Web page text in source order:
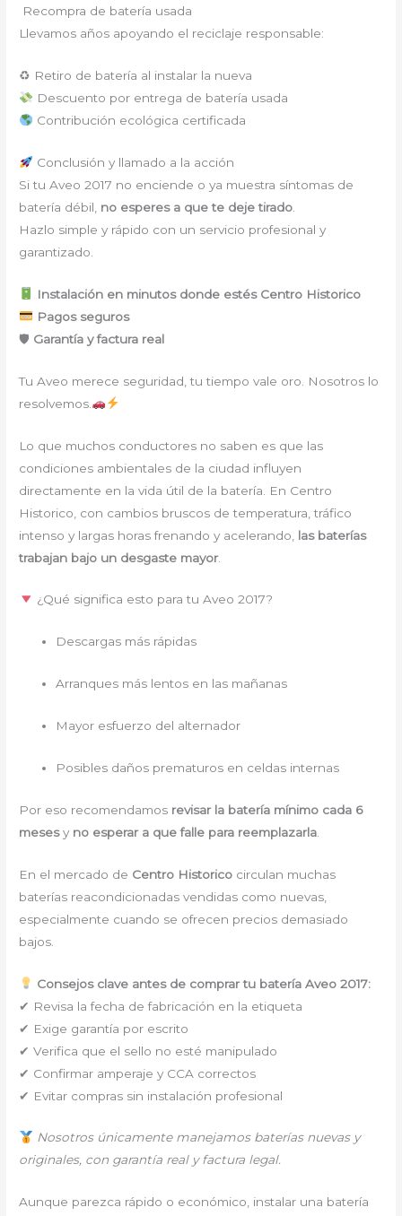
Recompra de batería usada
Llevamos años apoyando el reciclaje responsable:
♻ Retiro de batería al instalar la nueva
Descuento por entrega de batería usada
Contribución ecológica certificada
Conclusión y llamado a la acción
Si tu Aveo 2017 no enciende o ya muestra síntomas de
batería débil, no esperes a que te deje tirado
Hazlo simple y rápido con un servicio profesional y
garantizado.
Instalación en minutos donde estés Centro Historico
Pagos seguros
🛡 Garantía y factura real
Tu Aveo merece seguridad, tu tiempo vale oro. Nosotros lo
resolvemos.
Lo que muchos conductores no saben es que las
condiciones ambientales de la ciudad influyen
directamente en la vida útil de la batería. En Centro
Historico, con cambios bruscos de temperatura, tráfico
intenso y largas horas frenando y acelerando, las baterías
trabajan bajo un desgaste mayor.
¿Qué significa esto para tu Aveo 2017?
Descargas más rápidas
Arranques más lentos en las mañanas
Mayor esfuerzo del alternador
Posibles daños prematuros en celdas internas
Por eso recomendamos revisar la batería mínimo cada 6
mesesy no esperar a que falle para reemplazarla
En el mercado de Centro Historico circulan muchas
baterías reacondicionadas vendidas como nuevas,
especialmente cuando se ofrecen precios demasiado
bajos.
Consejos clave antes de comprar tu batería Aveo 2017:
✔ Revisa la fecha de fabricación en la etiqueta
✔ Exige garantía por escrito
✔ Verifica que el sello no esté manipulado
✔ Confirmar amperaje y CCA correctos
✔ Evitar compras sin instalación profesional
Nosotros únicamente manejamos baterías nuevas y
originales, con garantía real y factura legal.
Aunque parezca rápido o económico, instalar una batería